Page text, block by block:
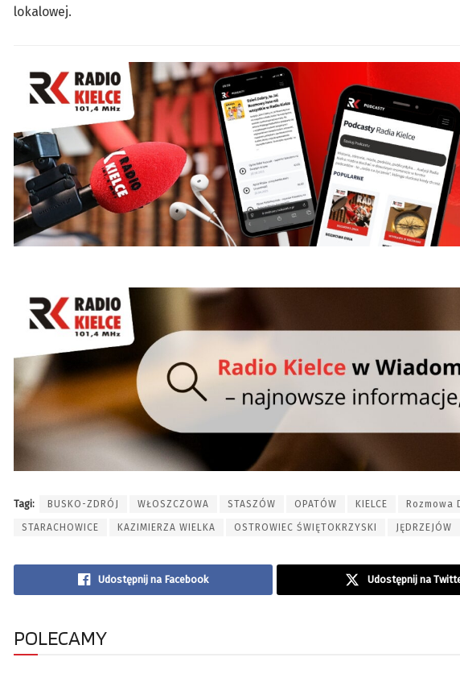
lokalowej.
Tagi: BUSKO-ZDRÓJ WŁOSZCZOWA STASZÓW OPATÓW KIELCE Rozmowa
STARACHOWICE KAZIMIERZA WIELKA OSTROWIEC ŚWIĘTOKRZYSKI JĘDRZEJÓW
Udostępnij na Facebook Udostępnij na
POLECAMY